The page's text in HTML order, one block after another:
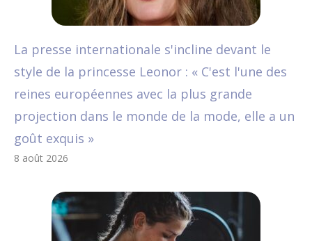
La presse internationale s'incline devant le
style de la princesse Leonor : « C'est l'une des
reines européennes avec la plus grande
projection dans le monde de la mode, elle a un
goût exquis »
8 août 2026